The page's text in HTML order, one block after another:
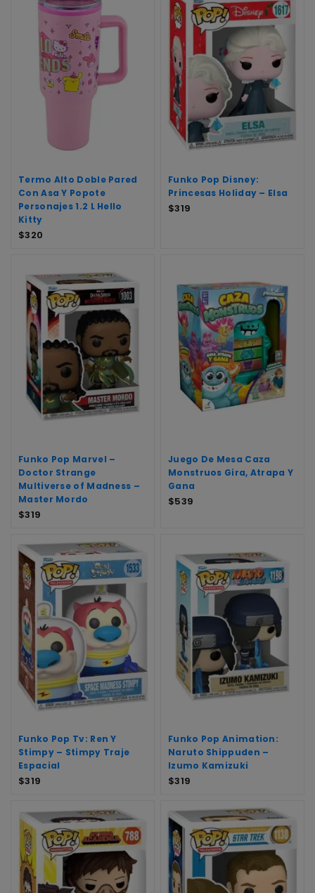
Termo Alto Doble Pared
Con Asa Y Popote
Personajes 1.2 L Hello
Kitty
$320
Funko Pop Disney:
Princesas Holiday – Elsa
$319
Funko Pop Marvel –
Doctor Strange
Multiverse of Madness –
Master Mordo
$319
Juego De Mesa Caza
Monstruos Gira, Atrapa Y
Gana
$539
Funko Pop Tv: Ren Y
Stimpy – Stimpy Traje
Espacial
$319
Funko Pop Animation:
Naruto Shippuden –
Izumo Kamizuki
$319